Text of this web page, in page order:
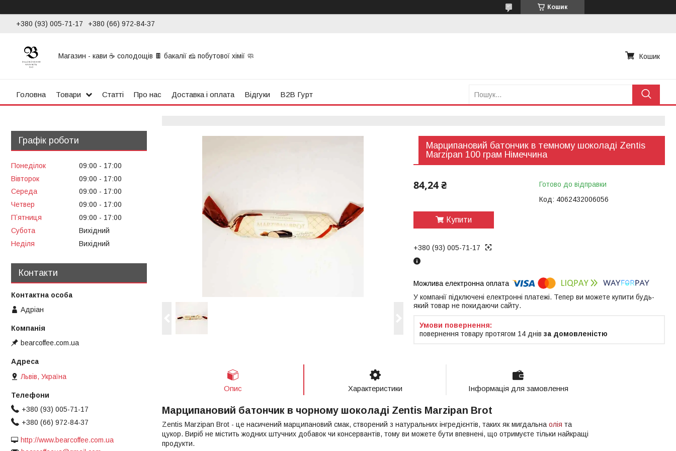
Кошик
+380 (93) 005-71-17 +380 (66) 972-84-37
Магазин - кави ☕ солодощів 🍫 бакалії 🧀 побутової хімії 🧼 Кошик
Головна Товари Статті Про нас Доставка і оплата Відгуки B2B Гурт
Марципановий батончик в темному шоколаді Zentis
Marzipan 100 грам Німеччина
84,24 ₴
Готово до відправки
Код: 4062432006056
Купити
+380 (93) 005-71-17
У компанії підключені електронні платежі. Тепер ви можете купити будь-
який товар не покидаючи сайту.
повернення товару протягом 14 днів за домовленістю
Опис Характеристики Інформація для замовлення
Марципановий батончик в чорному шоколаді Zentis Marzipan Brot
Zentis Marzipan Brot - це насичений марципановий смак, створений з натуральних інгредієнтів, таких як мигдальнаолія та
цукор. Виріб не містить жодних штучних добавок чи консервантів, тому ви можете бути впевнені, що отримуєте тільки найкращі
продукти.
Графік роботи
Понеділок 09:00
17:00
Вівторок
09:00
17:00
Середа
09:00
17:00
Четвер
09:00
17:00
Пʼятниця
09:00
17:00
Субота
Вихідний
Неділя
Вихідний
Контакти
Адріан
bearcoffee.com.ua
Львів, Україна
+380 (93) 005-71-17
+380 (66) 972-84-37
http://www.bearcoffee.com.ua